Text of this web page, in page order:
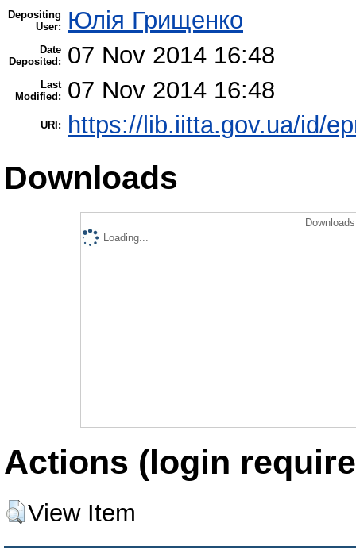
Depositing
User:
Юлія Грищенко
Date
Deposited:
07 Nov 2014 16:48
Last
Modified:
07 Nov 2014 16:48
URI: https://lib.iitta.gov.ua/id/
Downloads
Loading...
Actions (login
View Item